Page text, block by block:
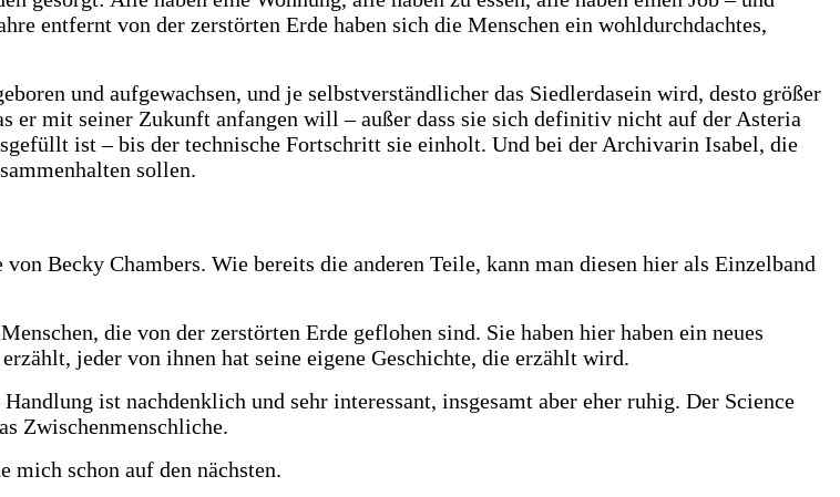
entfernt von der zerstörten Erde haben sich die Menschen ein wohldurchdachtes,
und aufgewachsen, und je selbstverständlicher das Siedlerdasein wird, desto größer
mit seiner Zukunft anfangen will – außer dass sie sich definitiv nicht auf der Asteria
ist – bis der technische Fortschritt sie einholt. Und bei der Archivarin Isabel, die
sollen.
Becky Chambers. Wie bereits die anderen Teile, kann man diesen hier als Einzelband
die von der zerstörten Erde geflohen sind. Sie haben hier haben ein neues
jeder von ihnen hat seine eigene Geschichte, die erzählt wird.
ist nachdenklich und sehr interessant, insgesamt aber eher ruhig. Der Science
Zwischenmenschliche.
mich schon auf den nächsten.